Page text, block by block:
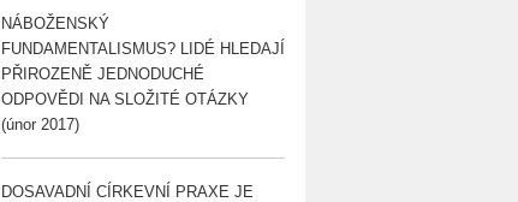
NÁBOŽENSKÝ
FUNDAMENTALISMUS? LIDÉ HLEDAJÍ
PŘIROZENĚ JEDNODUCHÉ
ODPOVĚDI NA SLOŽITÉ OTÁZKY
(únor 2017)
DOSAVADNÍ CÍRKEVNÍ PRAXE JE